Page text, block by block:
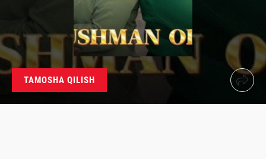
TAMOSHA QILISH